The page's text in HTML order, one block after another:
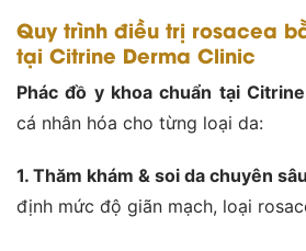
Quy trình điều trị rosacea
tại Citrine Derma Clinic
Phác đồ y khoa chuẩn tại
cá nhân hóa cho từng loại da:
1. Thăm khám & soi da chuyên
định mức độ giãn mạch, loại